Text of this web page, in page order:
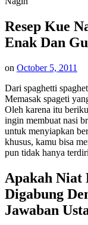
Resep Kue
Enak Dan
on October 5, 2011
Dari spaghetti
Memasak spageti
Oleh karena itu
ingin membuat nasi
untuk menyiapkan
khusus, kamu bisa
pun tidak hanya
Apakah Niat
Digabung
Jawaban